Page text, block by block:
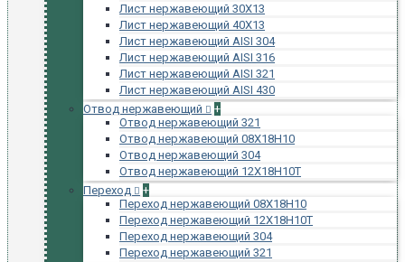
Лист нержавеющий 30Х13
Лист нержавеющий 40Х13
Лист нержавеющий AISI 304
Лист нержавеющий AISI 316
Лист нержавеющий AISI 321
Лист нержавеющий AISI 430
Отвод нержавеющий
+
Отвод нержавеющий 321
Отвод нержавеющий 08Х18Н10
Отвод нержавеющий 304
Отвод нержавеющий 12Х18Н10Т
Переход
+
Переход нержавеющий 08Х18Н10
Переход нержавеющий 12Х18Н10Т
Переход нержавеющий 304
Переход нержавеющий 321